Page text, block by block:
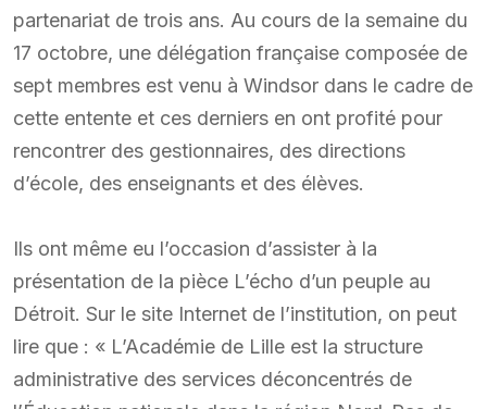
partenariat de trois ans. Au cours de la semaine du
17 octobre, une délégation française composée de
sept membres est venu à Windsor dans le cadre de
cette entente et ces derniers en ont profité pour
rencontrer des gestionnaires, des directions
d’école, des enseignants et des élèves.
Ils ont même eu l’occasion d’assister à la
présentation de la pièce L’écho d’un peuple au
Détroit. Sur le site Internet de l’institution, on peut
lire que : « L’Académie de Lille est la structure
administrative des services déconcentrés de